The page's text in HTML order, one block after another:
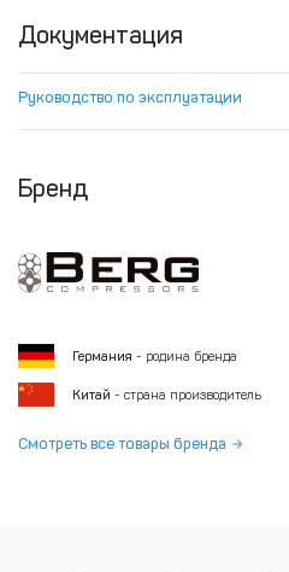
Документация
Руководство по эксплуатации
Бренд
Германия - родина бренда
Китай - страна производитель
Смотреть все товары бренда